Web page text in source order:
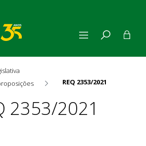
REQ 2353/2021
2353/2021